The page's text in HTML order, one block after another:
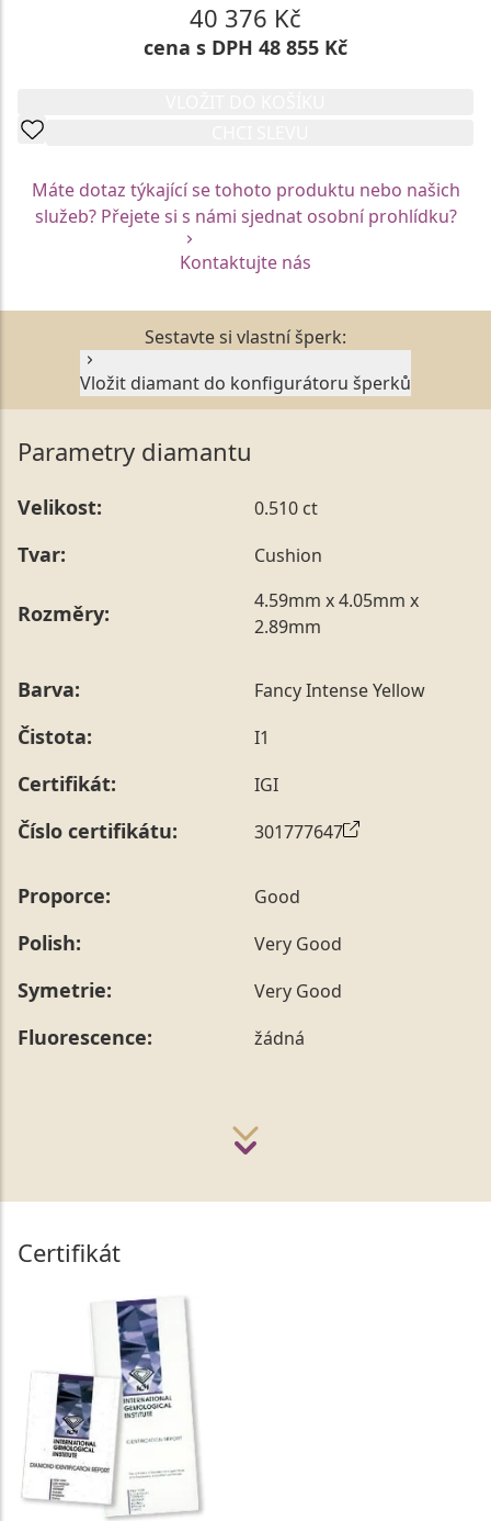
40 376 Kč
cena s DPH 48 855 Kč
Máte dotaz týkající se tohoto produktu nebo našich
služeb? Přejete si s námi sjednat osobní prohlídku?
Kontaktujte nás
Sestavte si vlastní šperk:
Vložit diamant do konfigurátoru šperků
Parametry diamantu
Velikost: 0.510 ct
Tvar: Cushion
Rozměry:
4.59mm x 4.05mm x
2.89mm
Barva: Fancy Intense Yellow
Čistota: I1
Certifikát: IGI
Číslo certifikátu: 301777647
Proporce: Good
Polish: Very Good
Symetrie: Very Good
Fluorescence: žádná
Certifikát